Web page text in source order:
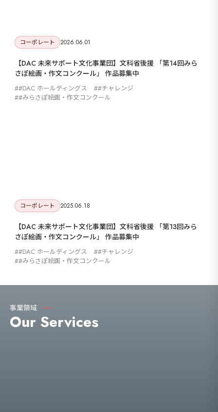
コーポレート 2026.06.01
【DAC 未来サポート文化事業団】文科省後援 「第14回みら
さぽ絵画・作文コンクール」 作品募集中
#DAC ホールディングス
#チャレンジ
#みらさぽ絵画・作文コンクール
コーポレート 2025.06.18
【DAC 未来サポート文化事業団】文科省後援 「第13回みら
さぽ絵画・作文コンクール」 作品募集中
#DAC ホールディングス
#チャレンジ
#みらさぽ絵画・作文コンクール
事業領域
Our Services